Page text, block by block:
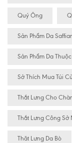
Quý Ông
Sản Phẩm Da
Sản Phẩm Da
Sở Thích Mua Túi
Thắt Lưng Cho
Thắt Lưng Công Sở
Thăt Lưng Da Bò